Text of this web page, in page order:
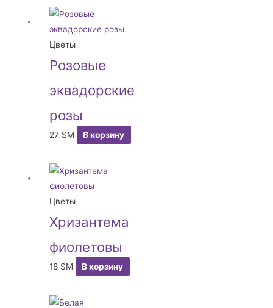
Цветы
Розовые
эквадорские
розы
27 ЅМ В корзину
Цветы
Хризантема
фиолетовы
18 ЅМ В корзину